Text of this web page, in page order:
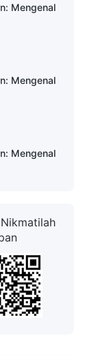
Mengenal
Mengenal
Mengenal
Mengenal
Mengenal